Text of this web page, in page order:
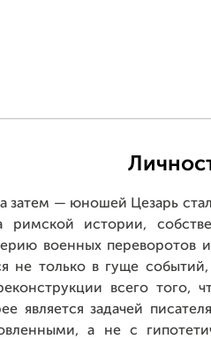
затем — юношей Цезарь
римской истории,
военных переворотов
не только в гуще
всего
является задачей
а не с